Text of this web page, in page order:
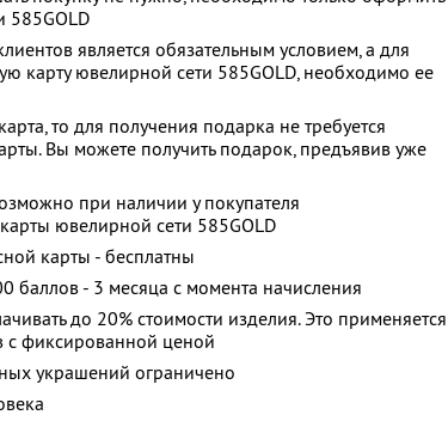
585GOLD
является обязательным условием, а для
карту ювелирной сети 585GOLD, необходимо ее
то для получения подарка не требуется
Вы можете получить подарок, предъявив уже
при наличии у покупателя
ювелирной сети 585GOLD
карты - бесплатны
баллов - 3 месяца с момента начисления
до 20% стоимости изделия. Это применяется
с фиксированной ценой
украшений ограничено